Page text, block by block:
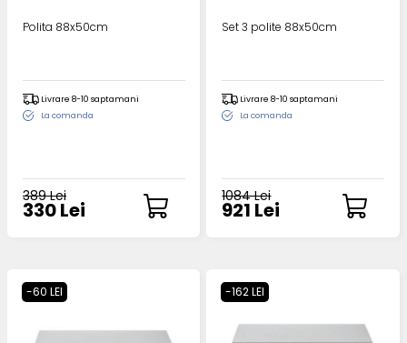
Polita 88x50cm
Livrare 8-10 saptamani
La comanda
389 Lei
330 Lei
Set 3 polite 88x50cm
Livrare 8-10 saptamani
La comanda
1084 Lei
921 Lei
-60 LEI -162 LEI